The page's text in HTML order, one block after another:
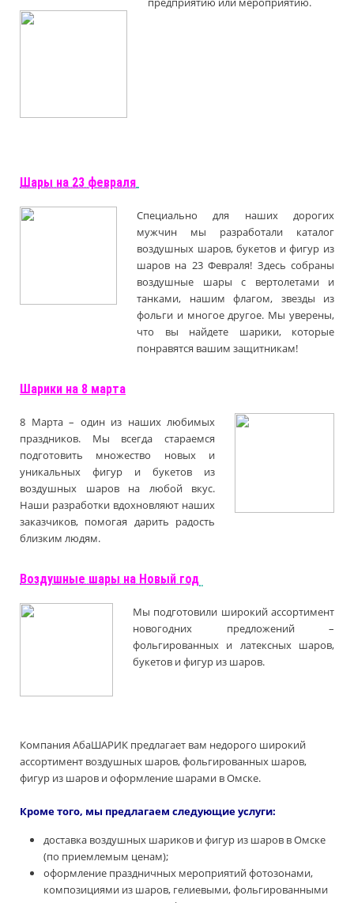
Шары на 23 февраля
Специально для наших дорогих
мужчин мы разработали каталог
воздушных шаров, букетов и фигур из
шаров на 23 Февраля! Здесь собраны
воздушные шары с вертолетами и
танками, нашим флагом, звезды из
фольги и многое другое. Мы уверены,
что вы найдете шарики, которые
понравятся вашим защитникам!
Шарики на 8 марта
8 Марта – один из наших любимых
праздников. Мы всегда стараемся
подготовить множество новых и
уникальных фигур и букетов из
воздушных шаров на любой вкус.
Наши разработки вдохновляют наших
заказчиков, помогая дарить радость
близким людям.
Воздушные шары на Новый год
Мы подготовили широкий ассортимент
новогодних предложений –
фольгированных и латексных шаров,
букетов и фигур из шаров.
Компания АбаШАРИК предлагает вам недорого широкий
ассортимент воздушных шаров, фольгированных шаров,
фигур из шаров и оформление шарами в Омске.
Кроме того, мы предлагаем следующие услуги:
доставка воздушных шариков и фигур из шаров в Омске
(по приемлемым ценам);
оформление праздничных мероприятий фотозонами,
композициями из шаров, гелиевыми, фольгированными